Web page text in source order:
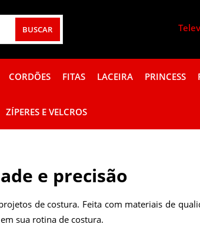
CORDÕES FITAS LACEIRA PRINCESS
ZÍPERES E VELCROS
e precisão
de costura. Feita com materiais de
sua rotina de costura.